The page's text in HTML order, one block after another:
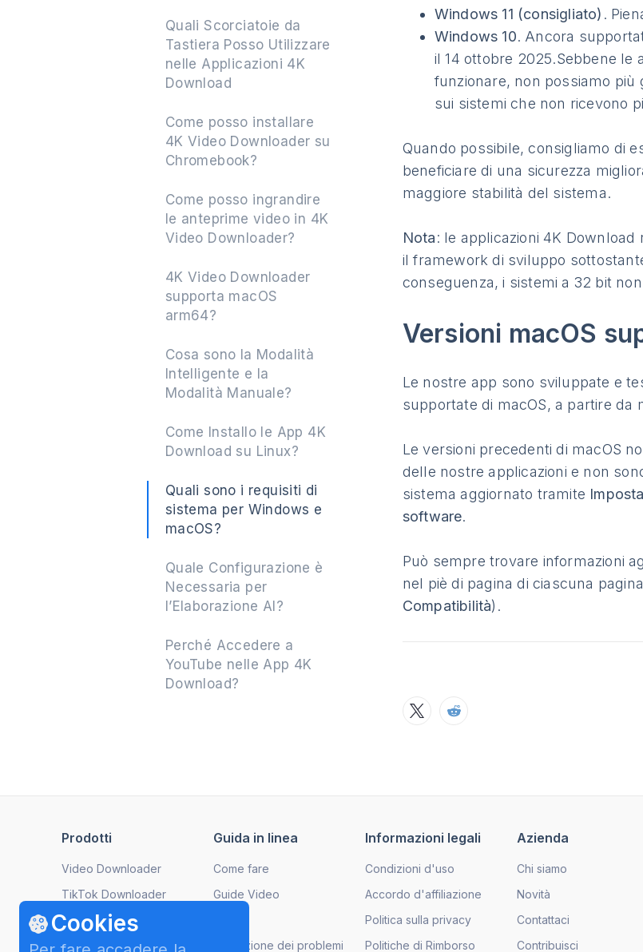
Quali Scorciatoie da
Tastiera Posso Utilizzare
nelle Applicazioni 4K
Download
Come posso installare
4K Video Downloader su
Chromebook?
Come posso ingrandire
le anteprime video in 4K
Video Downloader?
4K Video Downloader
supporta macOS
arm64?
Cosa sono la Modalità
Intelligente e la
Modalità Manuale?
Come Installo le App 4K
Download su Linux?
Quali sono i requisiti di
sistema per Windows e
macOS?
Quale Configurazione è
Necessaria per
l’Elaborazione AI?
Perché Accedere a
YouTube nelle App 4K
Download?
Windows 11 (consigliato) .
Windows 10. Ancora
il 14 ottobre 2025.Sebbene le
funzionare, non possiamo più
sui sistemi che non ricevono
Quando possibile, consigliamo di
beneficiare di una sicurezza
maggiore stabilità del sistema.
Nota: le applicazioni 4K Download
il framework di sviluppo
conseguenza, i sistemi a 32 bit
Versioni macOS
Le nostre app sono sviluppate e
supportate di macOS, a partire da
Le versioni precedenti di macOS
delle nostre applicazioni e non
sistema aggiornato tramite
software.
Può sempre trovare informazioni
nel piè di pagina di ciascuna
Compatibilità).
Cookies
Prodotti
Video Downloader
TikTok Downloader
Instagram Downloader
YouTube to MP3
Guida in linea
Come fare
Guide Video
Risoluzione dei problemi
Informazioni legali
Condizioni d'uso
Accordo d'affiliazione
Politica sulla privacy
Politiche di Rimborso
Azienda
Chi siamo
Novità
Contattaci
Contribuisci